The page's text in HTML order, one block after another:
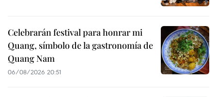
Celebrarán festival para honrar mi
Quang, símbolo de la gastronomía de
Quang Nam
06/08/2026 20:51